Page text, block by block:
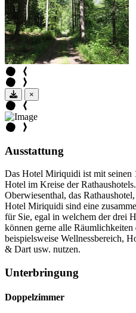
×
Ausstattung
Das Hotel Miriquidi ist mit seinen
Hotel im Kreise der
Oberwiesenthal, das
Hotel Miriquidi sind eine
für Sie, egal in welchem der drei
können gerne alle
beispielsweise Wellnessbereich,
& Dart usw. nutzen.
Unterbringung
Doppelzimmer